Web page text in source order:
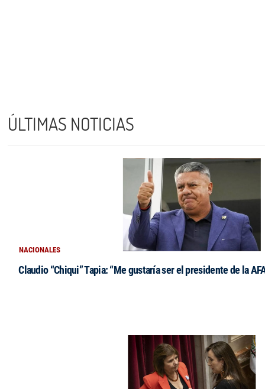
ÚLTIMAS NOTICIAS
NACIONALES
Claudio “Chiqui” Tapia: “Me gustaría ser el presidente de la